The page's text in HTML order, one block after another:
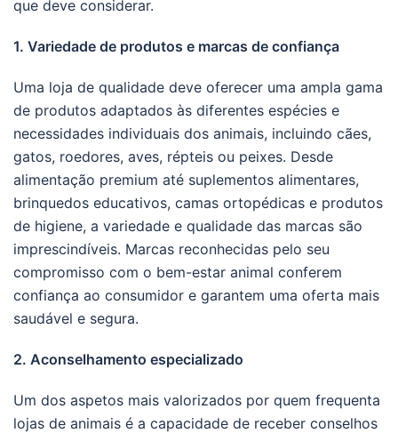
que deve considerar.
1. Variedade de produtos e marcas de confiança
Uma loja de qualidade deve oferecer uma ampla gama
de produtos adaptados às diferentes espécies e
necessidades individuais dos animais, incluindo cães,
gatos, roedores, aves, répteis ou peixes. Desde
alimentação premium até suplementos alimentares,
brinquedos educativos, camas ortopédicas e produtos
de higiene, a variedade e qualidade das marcas são
imprescindíveis. Marcas reconhecidas pelo seu
compromisso com o bem-estar animal conferem
confiança ao consumidor e garantem uma oferta mais
saudável e segura.
2. Aconselhamento especializado
Um dos aspetos mais valorizados por quem frequenta
lojas de animais é a capacidade de receber conselhos